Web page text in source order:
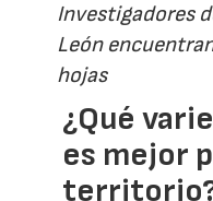
Investigadores
León
hojas
¿Qué
es mejor